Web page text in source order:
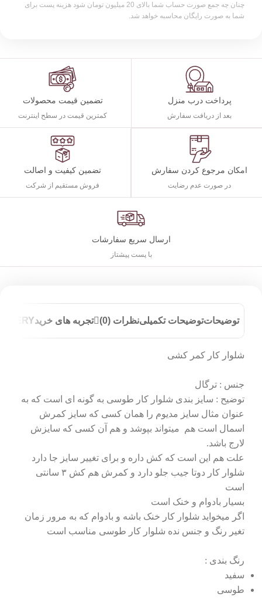
چنان چه جمع صورت حساب شما بالای 20 میلیون تومان شود هزینه پست برای
شما به صورت رایگان محاسبه خواهد شد.
پرداخت درب منزل
بعد از دریافت سفارش
تضمین قیمت محصولات
کمترین قیمت در سطح اینترنت
امکان مرجوع کردن سفارش
در صورت عدم رضایت
تضمین کیفیت و اصالت
فروش مستقیم از شرکت
ارسال سریع سفارشات
با پست پیشتاز
توضیحاتتوضیحات تکمیلینظرات (0) تجربه های خرید
شلوار کار کمر کشی
جنس : ترگال
توضیح : سایز بندی شلوار کار طوسی به گونه ای است که به
عنوان مثال سایز مدیوم را همان کسی که سایز کمرش
اسمال است هم میتواند بپوشد و هم آن کسی که سایزش
لارج باشد.
علت هم این است که کش داره و برای تغییر سایز جا دارد
شلوار کار دوتا جیب جلو دارد و کمرش هم کش ۳ سانتی
است
بسیار بادوام و خنک است
اگر میخواید شلوار کار خنک باشه و بادوام که به مرور زمان
تغیر رنگ و جنس نده شلوار کار طوسی مناسب است
رنگ بندی :
سفید
طوسی